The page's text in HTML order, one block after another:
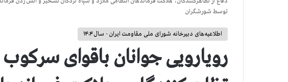
توسط شورشگران
اطلاعیه‌های دبیرخانه شورای ملی مقاومت ایران - سال ۱۴۰۴
رویارویی جوانان باقوای سرکوب